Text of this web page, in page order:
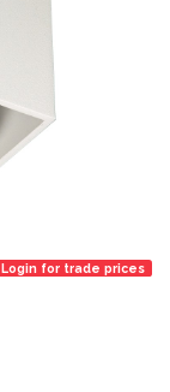
Login for trade prices